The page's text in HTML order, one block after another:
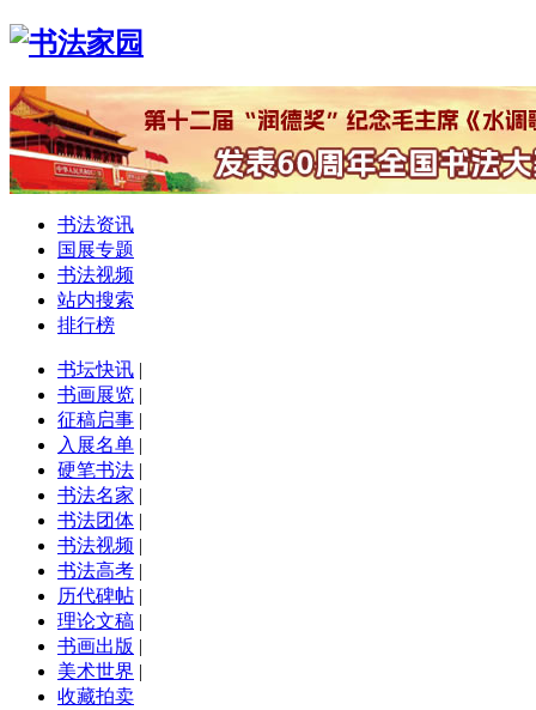
书法资讯
国展专题
书法视频
站内搜索
排行榜
书坛快讯 |
书画展览 |
征稿启事 |
入展名单 |
硬笔书法 |
书法名家 |
书法团体 |
书法视频 |
书法高考 |
历代碑帖 |
理论文稿 |
书画出版 |
美术世界 |
收藏拍卖